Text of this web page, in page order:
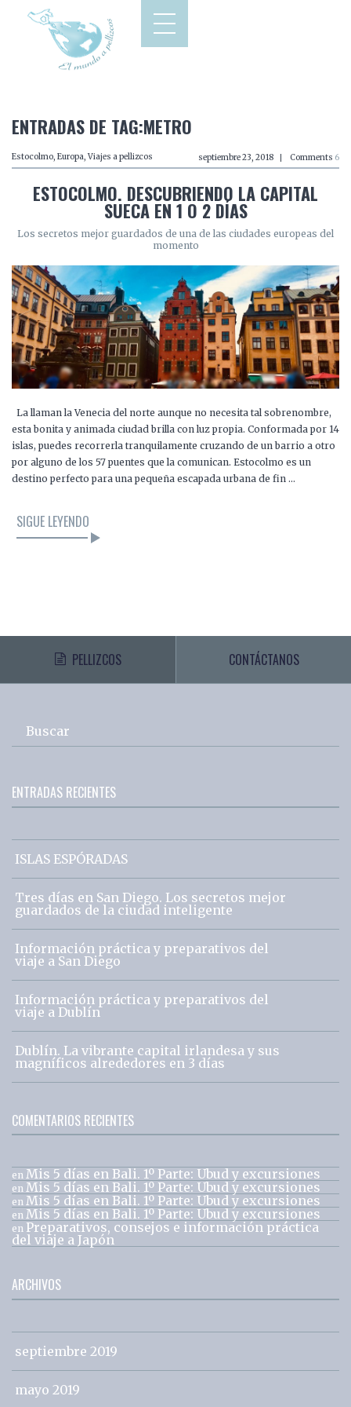
ENTRADAS DE TAG:METRO
Estocolmo, Europa, Viajes a pellizcos septiembre 23, 2018 Comments 6
ESTOCOLMO. DESCUBRIENDO LA CAPITAL
SUECA EN 1 O 2 DÍAS
Los secretos mejor guardados de una de las ciudades europeas del
momento
La llaman la Venecia del norte aunque no necesita tal sobrenombre,
esta bonita y animada ciudad brilla con luz propia. Conformada por 14
islas, puedes recorrerla tranquilamente cruzando de un barrio a otro
por alguno de los 57 puentes que la comunican. Estocolmo es un
destino perfecto para una pequeña escapada urbana de fin …
SIGUE LEYENDO
PELLIZCOS CONTÁCTANOS
Buscar
ENTRADAS RECIENTES
ISLAS ESPÓRADAS
Tres días en San Diego. Los secretos mejor
guardados de la ciudad inteligente
Información práctica y preparativos del
viaje a San Diego
Información práctica y preparativos del
viaje a Dublín
Dublín. La vibrante capital irlandesa y sus
magníficos alrededores en 3 días
COMENTARIOS RECIENTES
en Mis 5 días en Bali. 1º Parte: Ubud y excursiones
en Mis 5 días en Bali. 1º Parte: Ubud y excursiones
en Mis 5 días en Bali. 1º Parte: Ubud y excursiones
en Mis 5 días en Bali. 1º Parte: Ubud y excursiones
en Preparativos, consejos e información práctica
del viaje a Japón
ARCHIVOS
septiembre 2019
mayo 2019